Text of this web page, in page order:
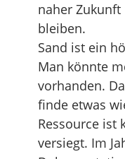
naher
bleiben.
Sand ist ein
Man könnte
vorhanden.
finde etwas
Ressource ist
versiegt. Im